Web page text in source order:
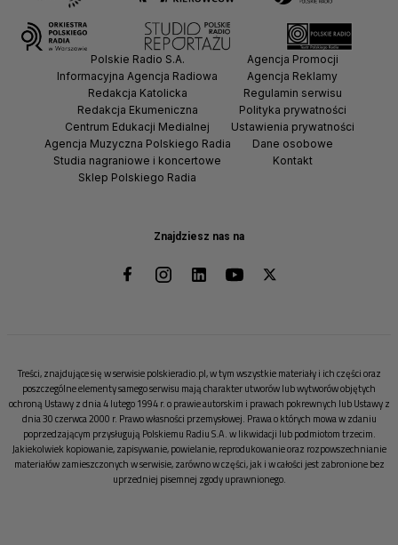
Znajdziesz nas na
Polskie Radio S.A.
Informacyjna Agencja Radiowa
Redakcja Katolicka
Redakcja Ekumeniczna
Centrum Edukacji Medialnej
Agencja Muzyczna Polskiego Radia
Studia nagraniowe i koncertowe
Sklep Polskiego Radia
Agencja Promocji
Agencja Reklamy
Regulamin serwisu
Polityka prywatności
Ustawienia prywatności
Dane osobowe
Kontakt
Treści, znajdujące się w serwisie polskieradio.pl, w tym wszystkie materiały i ich części oraz
poszczególne elementy samego serwisu mają charakter utworów lub wytworów objętych
ochroną Ustawy z dnia 4 lutego 1994 r. o prawie autorskim i prawach pokrewnych lub Ustawy z
dnia 30 czerwca 2000 r. Prawo własności przemysłowej. Prawa o których mowa w zdaniu
poprzedzającym przysługują Polskiemu Radiu S.A. w likwidacji lub podmiotom trzecim.
Jakiekolwiek kopiowanie, zapisywanie, powielanie, reprodukowanie oraz rozpowszechnianie
materiałów zamieszczonych w serwisie, zarówno w części, jak i w całości jest zabronione bez
uprzedniej pisemnej zgody uprawnionego.